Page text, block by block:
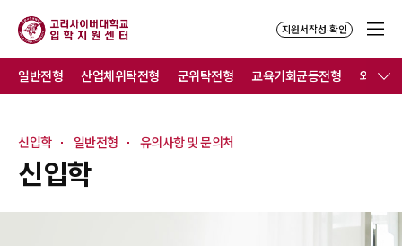
지원서작성·확인
신입학
신입학 일반전형 유의사항 및 문의처
일반전형 산업체위탁전형 군위탁전형 교육기회균등전형 외국인